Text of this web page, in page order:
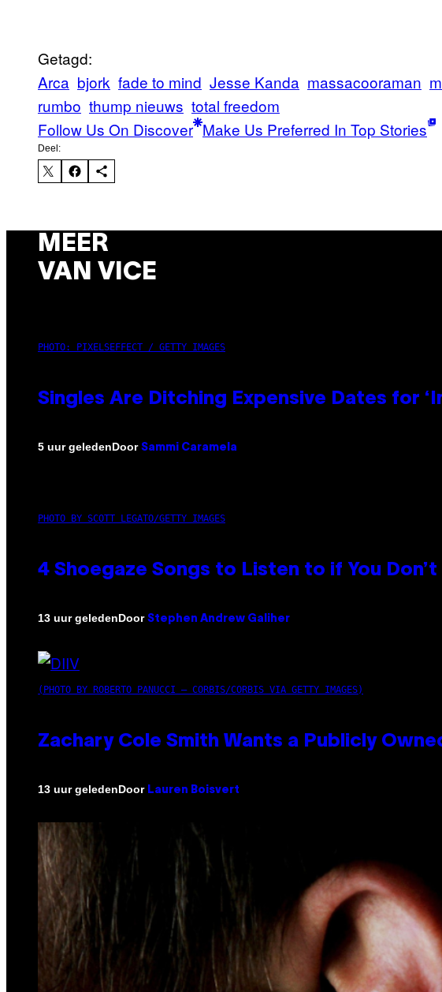
Getagd:
Arca bjork fade to mind Jesse Kanda massacooraman
rumbo thump nieuws total freedom
Follow Us On Discover Make Us Preferred In Top Stories
Deel:
MEER
VAN VICE
PHOTO: PIXELSEFFECT / GETTY IMAGES
Singles Are Ditching Expensive Dates for
5 uur geledenDoor Sammi Caramela
PHOTO BY SCOTT LEGATO/GETTY IMAGES
4 Shoegaze Songs to Listen to if You
13 uur geledenDoor Stephen Andrew Galiher
(PHOTO BY ROBERTO PANUCCI – CORBIS/CORBIS VIA GETTY IMAGES)
Zachary Cole Smith Wants a Publicly
13 uur geledenDoor Lauren Boisvert